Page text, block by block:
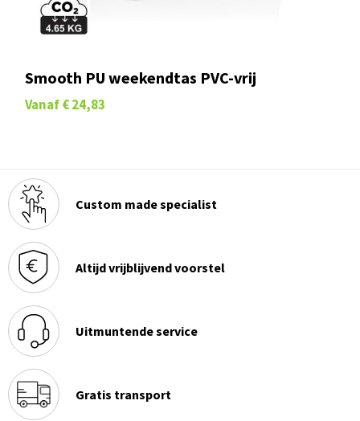
Smooth PU weekendtas PVC-vrij
Vanaf € 24,83
Custom made specialist
Altijd vrijblijvend voorstel
Uitmuntende service
Gratis transport